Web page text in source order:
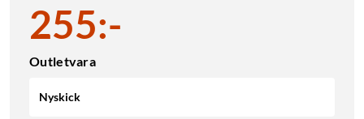
255:-
Outletvara
Nyskick